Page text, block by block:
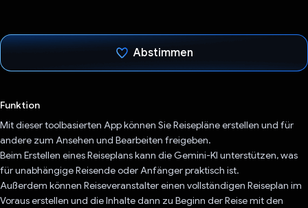
Abstimmen
Funktion
Mit dieser toolbasierten App können Sie Reisepläne erstellen und für
andere zum Ansehen und Bearbeiten freigeben.
Beim Erstellen eines Reiseplans kann die Gemini-KI unterstützen, was
für unabhängige Reisende oder Anfänger praktisch ist.
Außerdem können Reiseveranstalter einen vollständigen Reiseplan im
Voraus erstellen und die Inhalte dann zu Beginn der Reise mit den